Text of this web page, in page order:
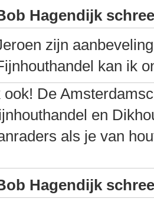
Hagendijk
zijn
kan ik
ook! De
en
als je van
Hagendijk